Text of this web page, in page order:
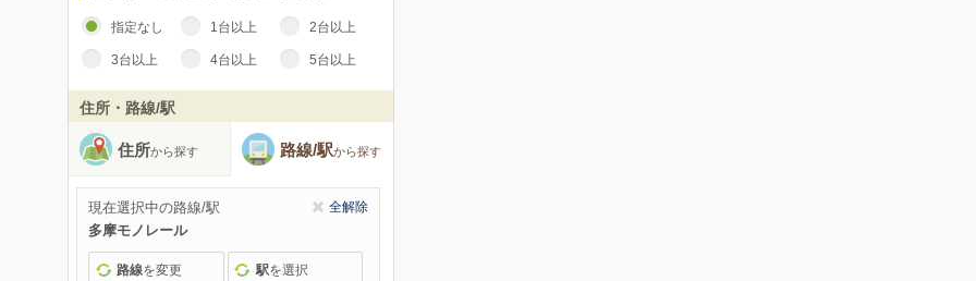
指定なし 1台以上 2台以上
3台以上 4台以上 5台以上
住所・路線/駅
住所から探す 路線/駅から探す
現在選択中の路線/駅 全解除
多摩モノレール
路線を変更 駅を選択